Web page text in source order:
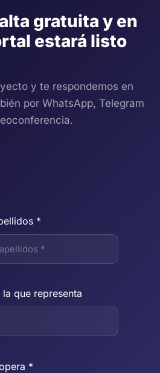
gratuita y en
estará listo
y te respondemos en
por WhatsApp, Telegram
*
que representa
*